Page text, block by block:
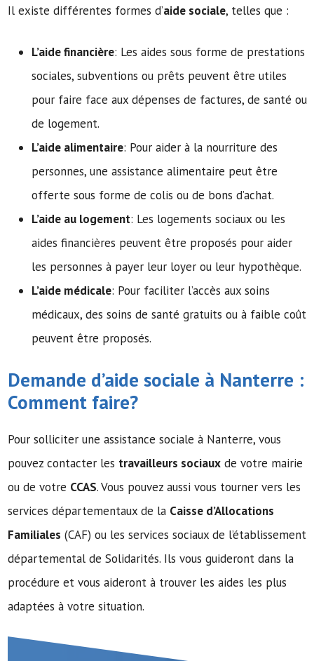
Il existe différentes formes d’aide sociale, telles que :
L’aide financière: Les aides sous forme de prestations
sociales, subventions ou prêts peuvent être utiles
pour faire face aux dépenses de factures, de santé ou
de logement.
L’aide alimentaire: Pour aider à la nourriture des
personnes, une assistance alimentaire peut être
offerte sous forme de colis ou de bons d’achat.
L’aide au logement: Les logements sociaux ou les
aides financières peuvent être proposés pour aider
les personnes à payer leur loyer ou leur hypothèque.
L’aide médicale: Pour faciliter l’accès aux soins
médicaux, des soins de santé gratuits ou à faible coût
peuvent être proposés.
Demande d’aide sociale à Nanterre :
Comment faire?
Pour solliciter une assistance sociale à Nanterre, vous
pouvez contacter les travailleurs sociaux de votre mairie
ou de votre CCAS. Vous pouvez aussi vous tourner vers les
services départementaux de la Caisse d’Allocations
Familiales (CAF) ou les services sociaux de l’établissement
départemental de Solidarités. Ils vous guideront dans la
procédure et vous aideront à trouver les aides les plus
adaptées à votre situation.